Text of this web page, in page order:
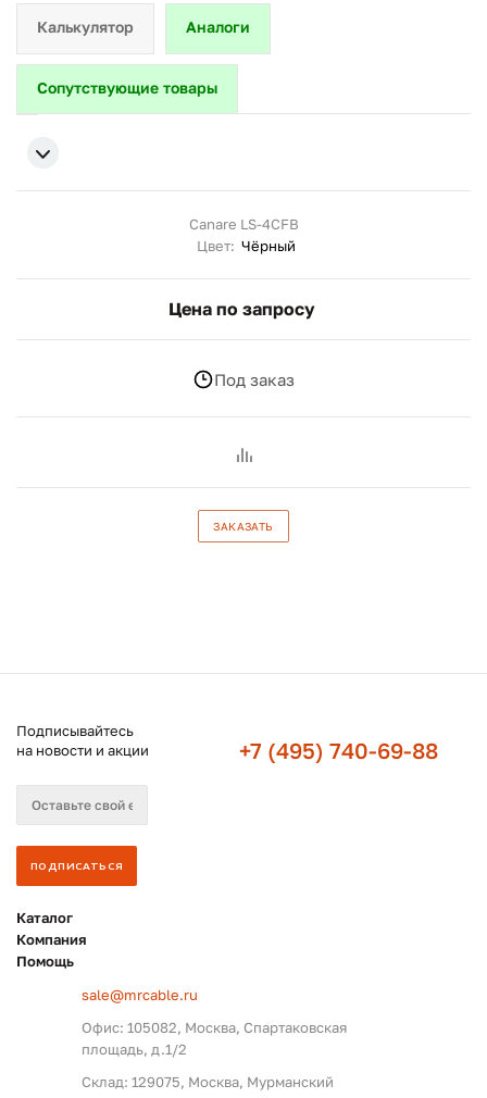
Калькулятор Аналоги
Сопутствующие товары
Canare LS-4CFB
Цвет: Чёрный
Цена по запросу
Под заказ
ЗАКАЗАТЬ
Подписывайтесь
на новости и акции
+7 (495) 740-69-88
Каталог
Компания
Помощь
sale@mrcable.ru
Офис: 105082, Москва, Спартаковская
площадь, д.1/2
Склад: 129075, Москва, Мурманский